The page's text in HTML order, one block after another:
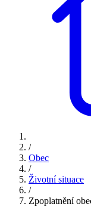
/
Obec
/
Životní situace
/
Zpoplatnění